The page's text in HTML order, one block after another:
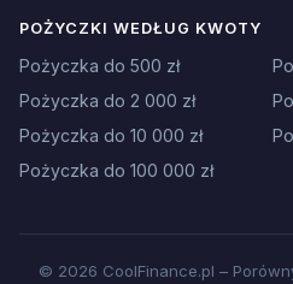
POŻYCZKI WEDŁUG KWOTY
Pożyczka do 500 zł
Pożyczka do 2 000 zł
Pożyczka do 10 000 zł
Pożyczka do 100 000 zł
© 2026 CoolFinance.pl –